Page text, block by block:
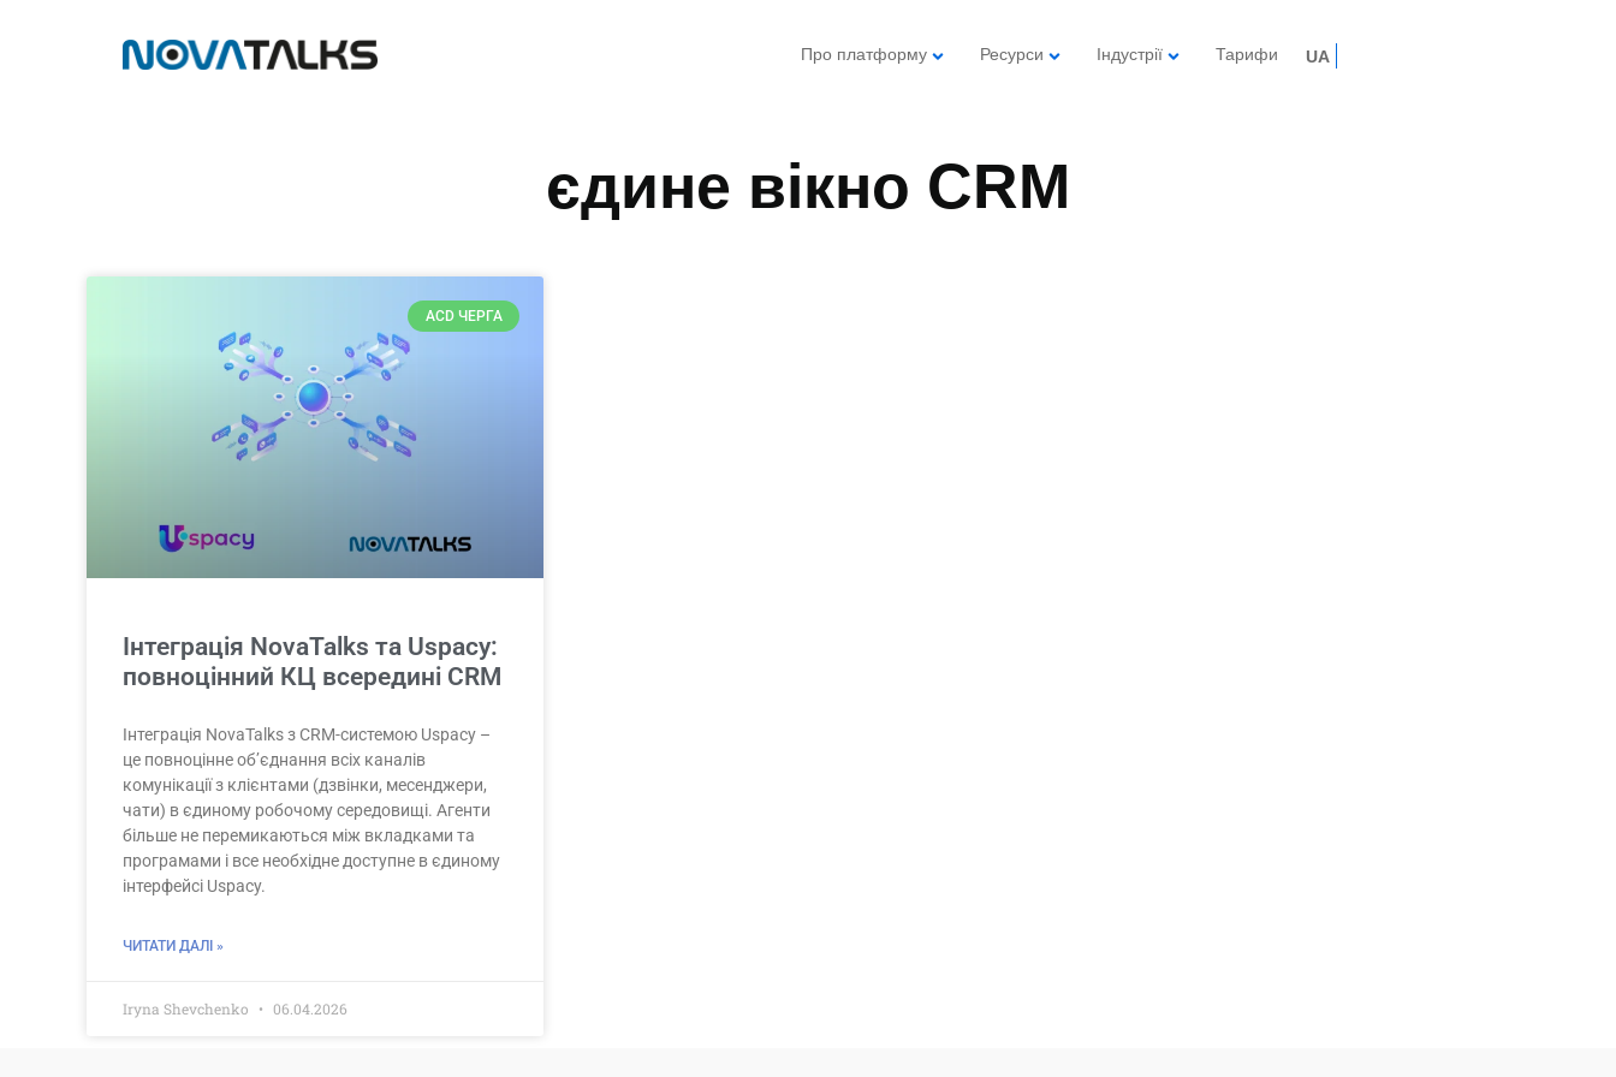
Про платформу Ресурси Індустрії Тарифи UA
єдине вікно CRM
ACD ЧЕРГА
Інтеграція NovaTalks та Uspacy:
повноцінний КЦ всередині CRM
Інтеграція NovaTalks з CRM-системою Uspacy –
це повноцінне об’єднання всіх каналів
комунікації з клієнтами (дзвінки, месенджери,
чати) в єдиному робочому середовищі. Агенти
більше не перемикаються між вкладками та
програмами і все необхідне доступне в єдиному
інтерфейсі Uspacy.
ЧИТАТИ ДАЛІ »
Iryna Shevchenko 06.04.2026